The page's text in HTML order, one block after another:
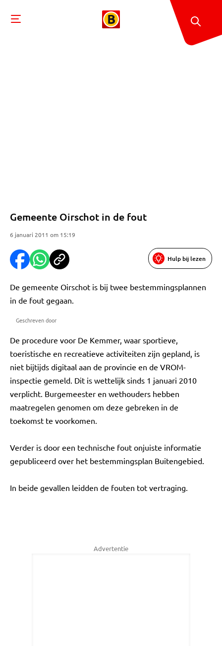
Gemeente Oirschot in de fout
6 januari 2011 om 15:19
Hulp bij lezen
De gemeente Oirschot is bij twee bestemmingsplannen
in de fout gegaan.
Geschreven door
De procedure voor De Kemmer, waar sportieve,
toeristische en recreatieve activiteiten zijn gepland, is
niet bijtijds digitaal aan de provincie en de VROM-
inspectie gemeld. Dit is wettelijk sinds 1 januari 2010
verplicht. Burgemeester en wethouders hebben
maatregelen genomen om deze gebreken in de
toekomst te voorkomen.
Verder is door een technische fout onjuiste informatie
gepubliceerd over het bestemmingsplan Buitengebied.
In beide gevallen leidden de fouten tot vertraging.
Advertentie